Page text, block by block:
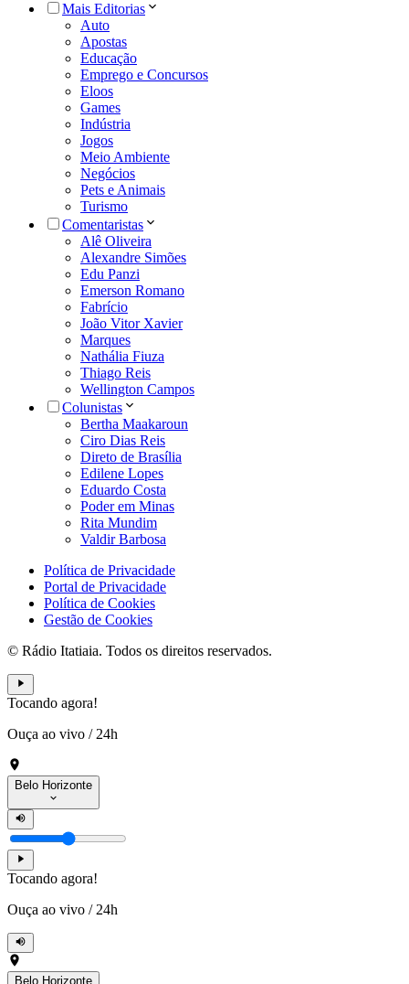
Mais Editorias
Auto
Apostas
Educação
Emprego e Concursos
Eloos
Games
Indústria
Jogos
Meio Ambiente
Negócios
Pets e Animais
Turismo
Comentaristas
Alê Oliveira
Alexandre Simões
Edu Panzi
Emerson Romano
Fabrício
João Vitor Xavier
Marques
Nathália Fiuza
Thiago Reis
Wellington Campos
Colunistas
Bertha Maakaroun
Ciro Dias Reis
Direto de Brasília
Edilene Lopes
Eduardo Costa
Poder em Minas
Rita Mundim
Valdir Barbosa
Política de Privacidade
Portal de Privacidade
Política de Cookies
Gestão de Cookies
© Rádio Itatiaia. Todos os direitos reservados.
Tocando agora!
Ouça ao vivo / 24h
Belo Horizonte
Tocando agora!
Ouça ao vivo / 24h
Belo Horizonte